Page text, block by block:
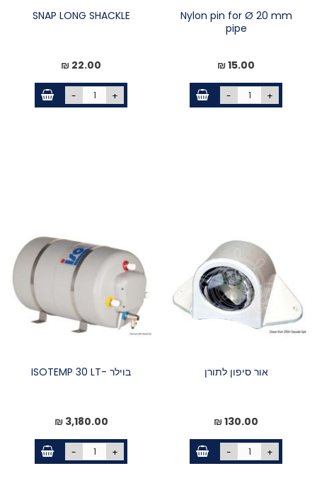
Nylon pin for Ø 20 mm
pipe
15.00 ₪
- +
SNAP LONG SHACKLE
22.00 ₪
- +
אור סיפון לתורן
130.00 ₪
- +
בוילר -ISOTEMP 30 LT
3,180.00 ₪
- +